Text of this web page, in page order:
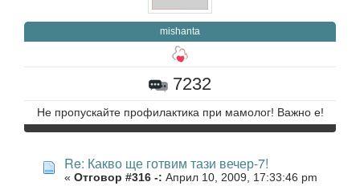
mishanta
7232
Не пропускайте профилактика при мамолог! Важно е!
Re: Какво ще готвим тази вечер-7!
« Отговор #316 -: Април 10, 2009, 17:33:46 pm